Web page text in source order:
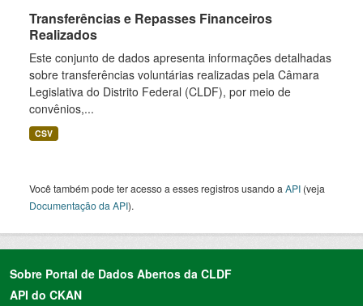
Transferências e Repasses Financeiros
Realizados
Este conjunto de dados apresenta informações detalhadas
sobre transferências voluntárias realizadas pela Câmara
Legislativa do Distrito Federal (CLDF), por meio de
convênios,...
CSV
Você também pode ter acesso a esses registros usando a API (veja
Documentação da API).
Sobre Portal de Dados Abertos da CLDF
API do CKAN